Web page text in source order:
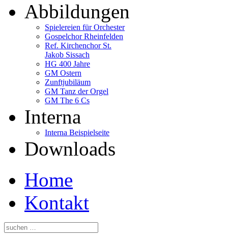
Abbildungen
Spielereien für Orchester
Gospelchor Rheinfelden
Ref. Kirchenchor St.
Jakob Sissach
HG 400 Jahre
GM Ostern
Zunftjubiläum
GM Tanz der Orgel
GM The 6 Cs
Interna
Interna Beispielseite
Downloads
Home
Kontakt